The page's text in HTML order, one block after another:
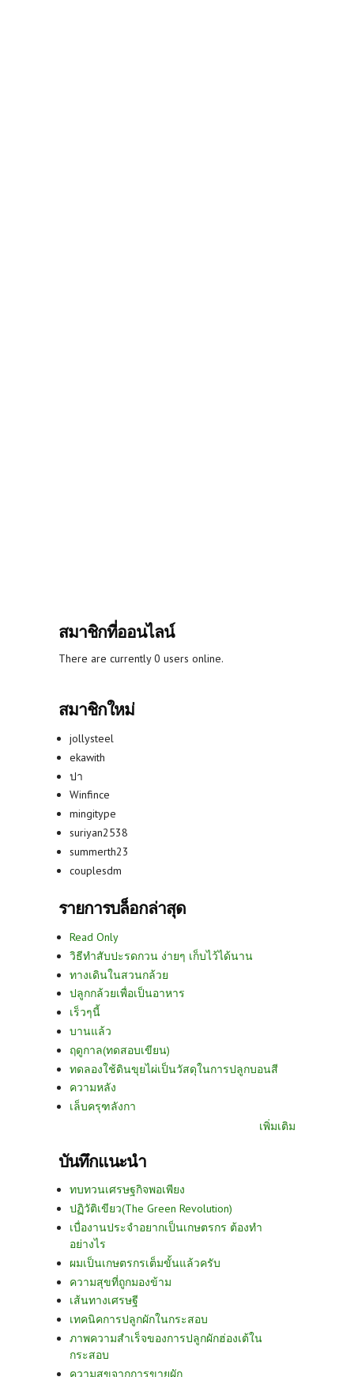
สมาชิกที่ออนไลน์
There are currently 0 users online.
สมาชิกใหม่
jollysteel
ekawith
ปา
Winfince
mingitype
suriyan2538
summerth23
couplesdm
รายการบล็อกล่าสุด
Read Only
วิธีทำสับปะรดกวน ง่ายๆ เก็บไว้ได้นาน
ทางเดินในสวนกล้วย
ปลูกกล้วยเพื่อเป็นอาหาร
เร็วๆนี้
บานแล้ว
ฤดูกาล(ทดสอบเขียน)
ทดลองใช้ดินขุยไผ่เป็นวัสดุในการปลูกบอนสี
ความหลัง
เล็บครุฑลังกา
เพิ่มเติม
บันทึกแนะนำ
ทบทวนเศรษฐกิจพอเพียง
ปฏิวัติเขียว(The Green Revolution)
เบื่องานประจำอยากเป็นเกษตรกร ต้องทำ
อย่างไร
ผมเป็นเกษตรกรเต็มขั้นแล้วครับ
ความสุขที่ถูกมองข้าม
เส้นทางเศรษฐี
เทคนิคการปลูกผักในกระสอบ
ภาพความสำเร็จของการปลูกผักฮ่องเต้ใน
กระสอบ
ความสุขจากการขายผัก